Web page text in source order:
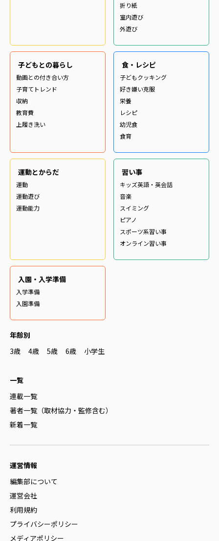
折り紙
室内遊び
外遊び
子どもとの暮らし
動画との付き合い方
子育てトレンド
収納
教育費
上履き洗い
食・レシピ
子どもクッキング
好き嫌い克服
栄養
レシピ
幼児食
食育
運動とからだ
運動
運動遊び
運動能力
習い事
キッズ英語・英会話
音楽
スイミング
ピアノ
スポーツ系習い事
オンライン習い事
入園・入学準備
入学準備
入園準備
年齢別
3歳
4歳 5歳 6歳 小学生
一覧
連載一覧
著者一覧（取材協力・監修含む）
新着一覧
運営情報
編集部について
運営会社
利用規約
プライバシーポリシー
メディアポリシー